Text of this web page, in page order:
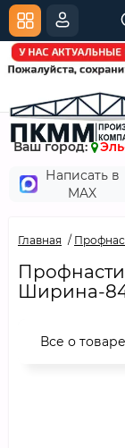
Ваш город:
Написать в
MAX
Главная
Ширина-
Все о товаре